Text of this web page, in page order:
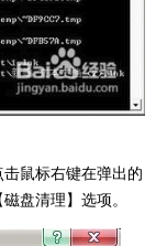
鼠标右键在弹出的
盘清理】选项。